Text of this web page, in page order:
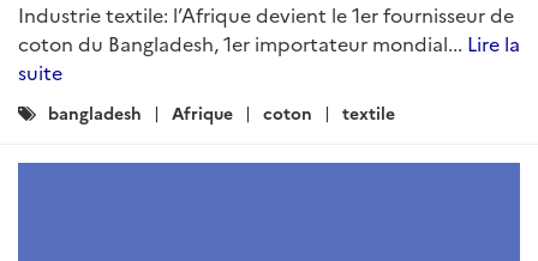
Industrie textile: l’Afrique devient le 1er fournisseur de
coton du Bangladesh, 1er importateur mondial... Lire la
suite
Catégories
bangladesh Afrique coton textile